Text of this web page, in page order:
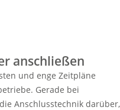
anschließen
und enge Zeitpläne
Gerade bei
Anschlusstechnik darüber,